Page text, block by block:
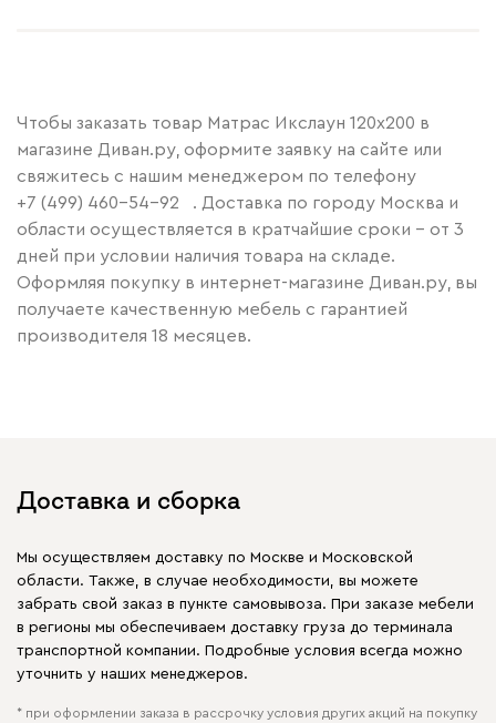
Чтобы заказать товар Матрас Икслаун 120x200 в
магазине Диван.ру, оформите заявку на сайте или
свяжитесь с нашим менеджером по телефону
+7 (499) 460-54-92
. Доставка по городу Москва и
области осуществляется в кратчайшие сроки – от 3
дней при условии наличия товара на складе.
Оформляя покупку в интернет-магазине Диван.ру, вы
получаете качественную мебель с гарантией
производителя 18 месяцев.
Доставка и сборка
Мы осуществляем доставку по Москве и Московской
области. Также, в случае необходимости, вы можете
забрать свой заказ в пункте самовывоза. При заказе мебели
в регионы мы обеспечиваем доставку груза до терминала
транспортной компании. Подробные условия всегда можно
уточнить у наших менеджеров.
* при оформлении заказа в рассрочку условия других акций на покупку